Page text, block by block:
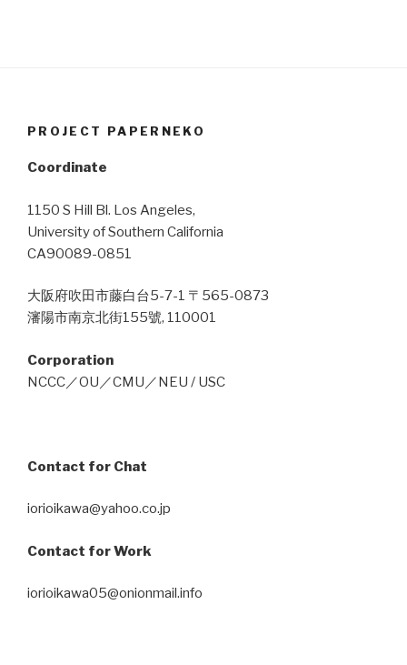
PROJECT PAPERNEKO
Coordinate
1150 S Hill Bl. Los Angeles,
University of Southern California
CA90089-0851
大阪府吹田市藤白台5-7-1 〒565-0873
瀋陽市南京北街155號, 110001
Corporation
NCCC／OU／CMU／NEU / USC
Contact for Chat
iorioikawa@yahoo.co.jp
Contact for Work
iorioikawa05@onionmail.info